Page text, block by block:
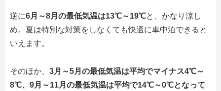
逆に6月～8月の最低気温は13℃～19℃と、かなり涼し
め。夏は特別な対策をしなくても快適に車中泊できると
いえます。
そのほか、 3月～5月の最低気温は平均でマイナス4℃～
8℃、9月～11月の最低気温は平均で14℃～0℃となって